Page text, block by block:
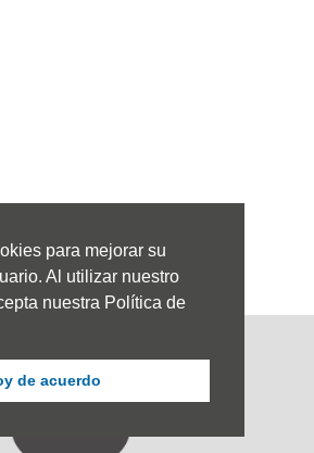
para mejorar su
Al utilizar nuestro
nuestra Política de
de acuerdo